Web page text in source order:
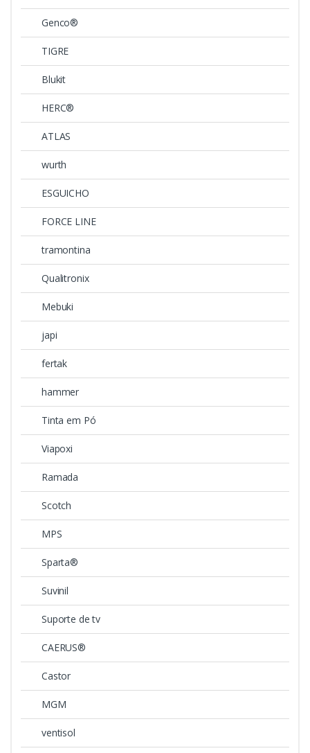
Genco®
TIGRE
Blukit
HERC®
ATLAS
wurth
ESGUICHO
FORCE LINE
tramontina
Qualitronix
Mebuki
japi
fertak
hammer
Tinta em Pó
Viapoxi
Ramada
Scotch
MPS
Sparta®
Suvinil
Suporte de tv
CAERUS®
Castor
MGM
ventisol